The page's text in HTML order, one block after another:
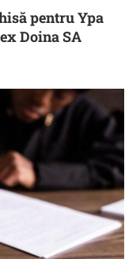
pentru Ypa
Doina SA